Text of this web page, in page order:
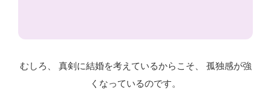
むしろ、 真剣に結婚を考えているからこそ、 孤独感が強
くなっているのです。